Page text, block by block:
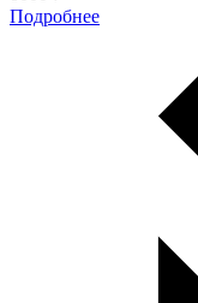
Подробнее